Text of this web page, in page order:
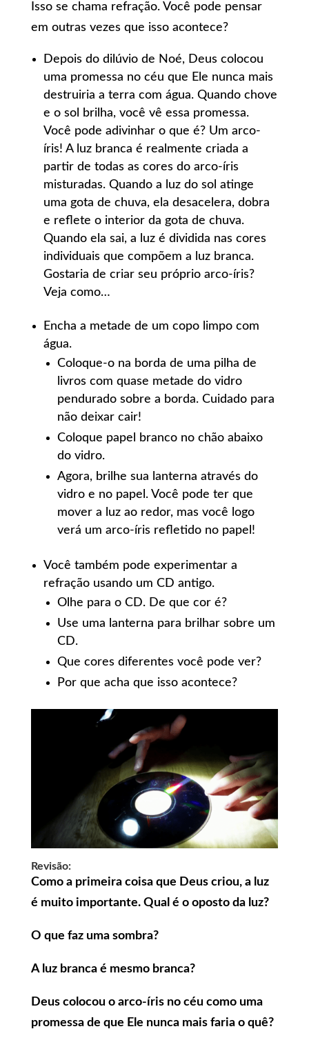
Isso se chama refração. Você pode pensar
em outras vezes que isso acontece?
Depois do dilúvio de Noé, Deus colocou
uma promessa no céu que Ele nunca mais
destruiria a terra com água. Quando chove
e o sol brilha, você vê essa promessa.
Você pode adivinhar o que é? Um arco-
íris! A luz branca é realmente criada a
partir de todas as cores do arco-íris
misturadas. Quando a luz do sol atinge
uma gota de chuva, ela desacelera, dobra
e reflete o interior da gota de chuva.
Quando ela sai, a luz é dividida nas cores
individuais que compõem a luz branca.
Gostaria de criar seu próprio arco-íris?
Veja como…
Encha a metade de um copo limpo com
água.
Coloque-o na borda de uma pilha de
livros com quase metade do vidro
pendurado sobre a borda. Cuidado para
não deixar cair!
Coloque papel branco no chão abaixo
do vidro.
Agora, brilhe sua lanterna através do
vidro e no papel. Você pode ter que
mover a luz ao redor, mas você logo
verá um arco-íris refletido no papel!
Você também pode experimentar a
refração usando um CD antigo.
Olhe para o CD. De que cor é?
Use uma lanterna para brilhar sobre um
CD.
Que cores diferentes você pode ver?
Por que acha que isso acontece?
Revisão:
Como a primeira coisa que Deus criou, a luz
é muito importante. Qual é o oposto da luz?
O que faz uma sombra?
A luz branca é mesmo branca?
Deus colocou o arco-íris no céu como uma
promessa de que Ele nunca mais faria o quê?